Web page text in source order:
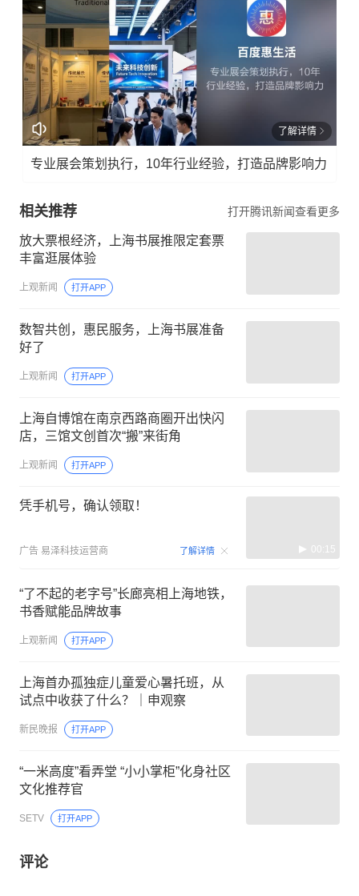
了解详情
专业展会策划执行，10年行业经验，打造品牌影响力
相关推荐 打开腾讯新闻查看更多
放大票根经济，上海书展推限定套票
丰富逛展体验
上观新闻 打开APP
数智共创，惠民服务，上海书展准备
好了
上观新闻 打开APP
上海自博馆在南京西路商圈开出快闪
店，三馆文创首次“搬”来街角
上观新闻 打开APP
凭手机号，确认领取！
广告 易泽科技运营商 了解详情 00:15
“了不起的老字号”长廊亮相上海地铁，
书香赋能品牌故事
上观新闻 打开APP
上海首办孤独症儿童爱心暑托班，从
试点中收获了什么？｜申观察
新民晚报 打开APP
“一米高度”看弄堂 “小小掌柜”化身社区
文化推荐官
SETV 打开APP
评论